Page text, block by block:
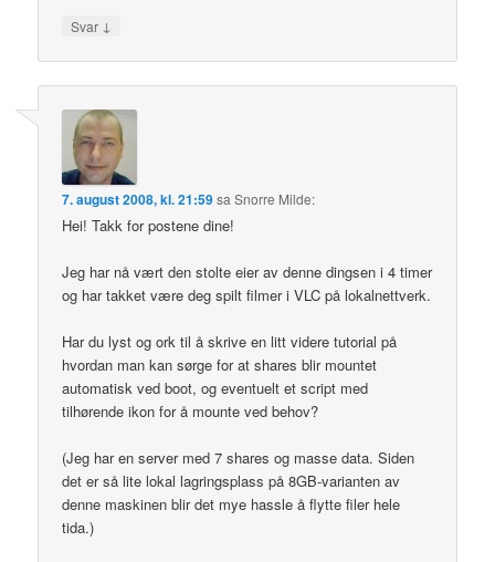
Svar ↓
7. august 2008, kl. 21:59sa Snorre Milde:
Hei! Takk for postene dine!
Jeg har nå vært den stolte eier av denne dingsen i 4 timer
og har takket være deg spilt filmer i VLC på lokalnettverk.
Har du lyst og ork til å skrive en litt videre tutorial på
hvordan man kan sørge for at shares blir mountet
automatisk ved boot, og eventuelt et script med
tilhørende ikon for å mounte ved behov?
(Jeg har en server med 7 shares og masse data. Siden
det er så lite lokal lagringsplass på 8GB-varianten av
denne maskinen blir det mye hassle å flytte filer hele
tida.)